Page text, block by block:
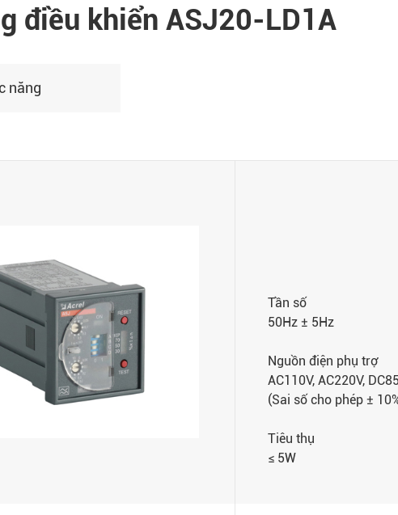
điều khiển ASJ20-LD1A
năng
Tần số
50Hz ± 5Hz
Nguồn điện phụ trợ
AC110V, AC220V,
(Sai số cho phép ±
Tiêu thụ
≤ 5W